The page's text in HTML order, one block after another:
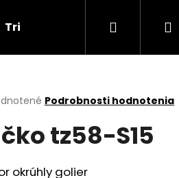
Tričká Darčekové
Hľadať
Podrobnosti hodnotenia
tz58-S15
okrúhly golier